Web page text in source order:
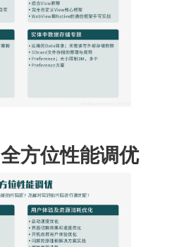
方位性能调优